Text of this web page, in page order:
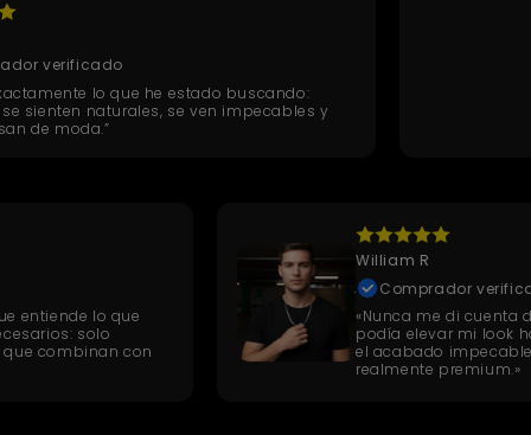
que he estado buscando:
se ven impecables y
que entiende lo que
innecesarios: solo
calidad que combinan con
«Nunca
podía
el